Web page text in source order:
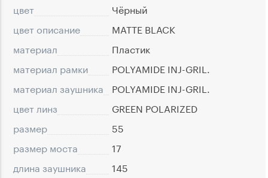
цвет
Чёрный
цвет описание
MATTE BLACK
материал
Пластик
материал рамки
POLYAMIDE INJ-GRIL.
материал заушника
POLYAMIDE INJ-GRIL.
цвет линз
GREEN POLARIZED
размер
55
размер моста
17
длина заушника
145